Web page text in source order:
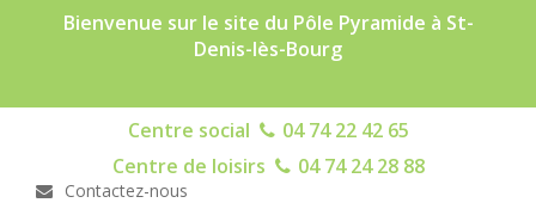
Bienvenue sur le site du Pôle Pyramide à St-
Denis-lès-Bourg
Centre social
04 74 22 42 65
Centre de loisirs
04 74 24 28 88
Contactez-nous